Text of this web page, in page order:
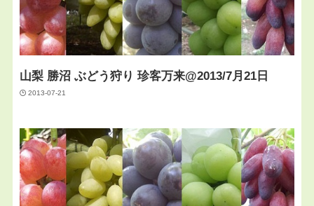
山梨 勝沼 ぶどう狩り 珍客万来@2013/7月21日
2013-07-21